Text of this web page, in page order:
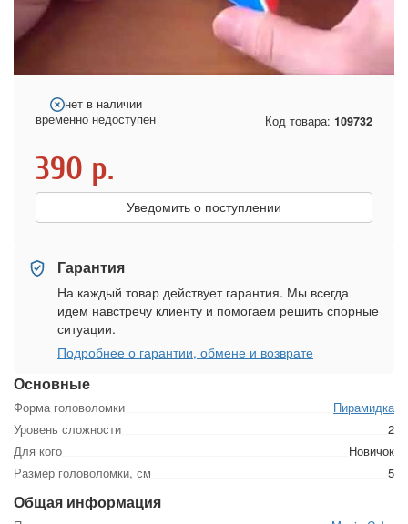
Основные
Форма головоломки
Пирамидка
Уровень сложности
2
Для кого
Новичок
Размер головоломки, см
5
Общая информация
нет в наличии
временно недоступен
Код товара: 109732
390 р.
Уведомить о поступлении
Гарантия
На каждый товар действует гарантия. Мы всегда
идем навстречу клиенту и помогаем решить спорные
ситуации.
Подробнее о гарантии, обмене и возврате